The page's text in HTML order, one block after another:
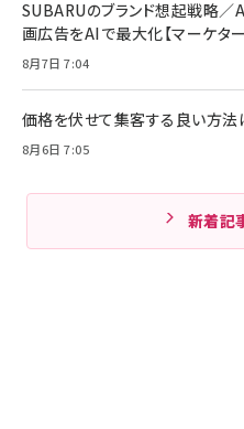
SUBARUのブランド想起戦略／
画広告をAIで最大化【マーケタ
8月7日 7:04
価格を伏せて集客する良い方法
8月6日 7:05
新着記